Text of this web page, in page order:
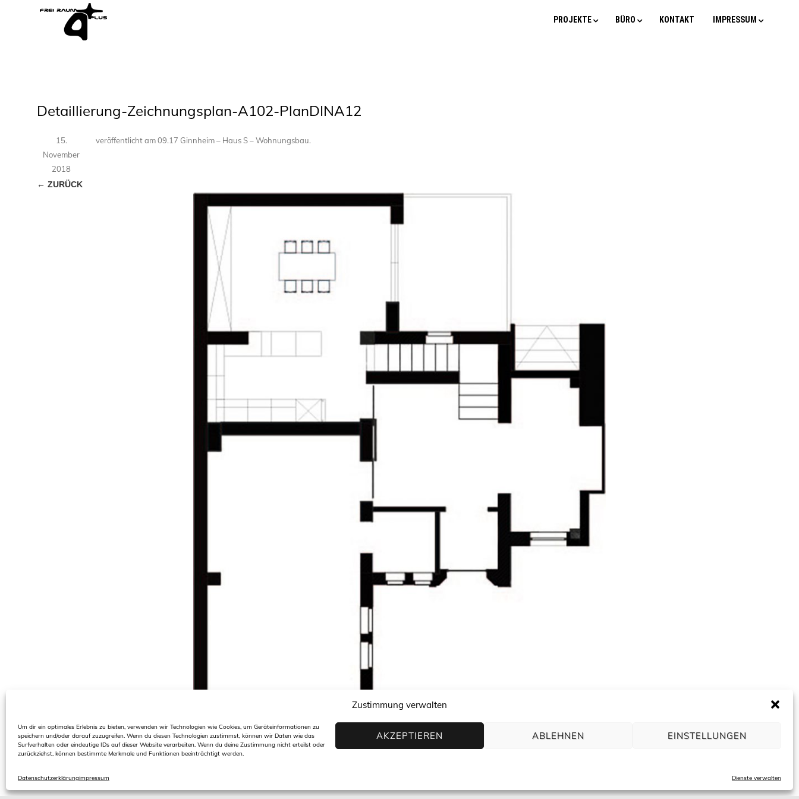
Zustimmung verwalten
Um dir ein optimales Erlebnis zu bieten, verwenden wir Technologien wie Cookies, um Geräteinformationen zu
speichern und/oder darauf zuzugreifen. Wenn du diesen Technologien zustimmst, können wir Daten wie das
Surfverhalten oder eindeutige IDs auf dieser Website verarbeiten. Wenn du deine Zustimmung nicht erteilst oder
zurückziehst, können bestimmte Merkmale und Funktionen beeinträchtigt werden.
Dienste verwalten
AKZEPTIEREN ABLEHNEN EINSTELLUNGEN
Datenschutzerklärungimpressum
PROJEKTE BÜRO KONTAKT IMPRESSUM
Detaillierung-Zeichnungsplan-A102-PlanDINA12
veröffentlicht
15.
November
2018
am09.17 Ginnheim – Haus S – Wohnungsbau.
← ZURÜCK
Architekturbüro freiraum4plus | Hasengartenstraße 44 | 65189 Wiesbaden